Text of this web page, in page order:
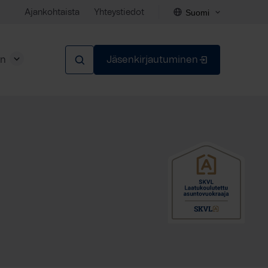
Ajankohtaista Yhteystiedot Suomi
Jäsenkirjautuminen
Sulje